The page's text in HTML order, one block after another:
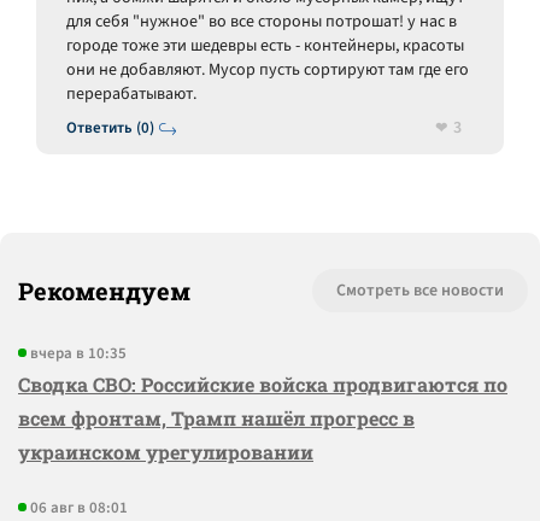
Ответить (0)
для себя "нужное" во все стороны потрошат! у нас в
городе тоже эти шедевры есть - контейнеры, красоты
они не добавляют. Мусор пусть сортируют там где его
перерабатывают.
3
Рекомендуем Смотреть все новости
вчера в 10:35
Сводка СВО: Российские войска продвигаются по
всем фронтам, Трамп нашёл прогресс в
украинском урегулировании
06 авг в 08:01